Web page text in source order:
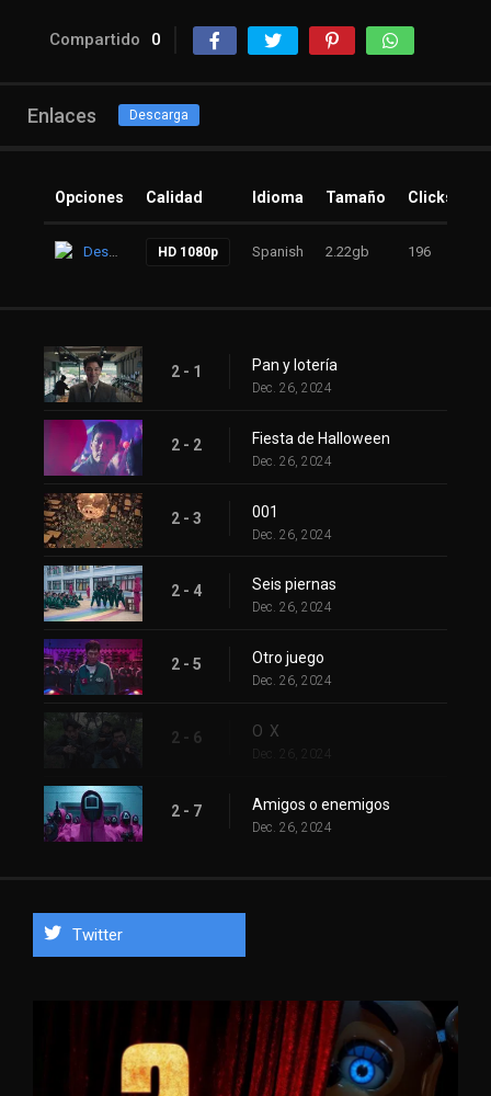
Compartido 0
Enlaces Descarga
Opciones Calidad Idioma Tamaño Clicks
Descarga HD 1080p Spanish 2.22gb 196
2 - 1 Pan y lotería
Dec. 26, 2024
2 - 2 Fiesta de Halloween
Dec. 26, 2024
2 - 3 001
Dec. 26, 2024
2 - 4 Seis piernas
Dec. 26, 2024
2 - 5 Otro juego
Dec. 26, 2024
2 - 6 O X
Dec. 26, 2024
2 - 7 Amigos o enemigos
Dec. 26, 2024
Twitter